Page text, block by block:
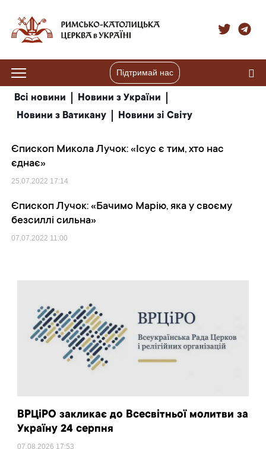
Підтримай нас
Всі новини
Новини з України
Новини з Ватикану
Новини зі Світу
Єпископ Микола Лучок: «Ісус є тим, хто нас
єднає»
25.07.2022 17:14
Єпископ Лучок: «Бачимо Марію, яка у своєму
безсиллі сильна»
07.07.2022 11:00
ВРЦіРО закликає до Всесвітньої молитви за
Україну 24 серпня
07.08.2026 17:53